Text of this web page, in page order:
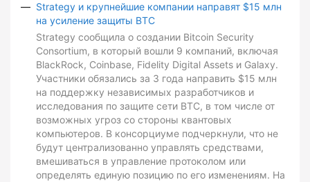
Strategy и крупнейшие компании направят $15 млн
на усиление защиты BTC
Strategy сообщила о создании Bitcoin Security
Consortium, в который вошли 9 компаний, включая
BlackRock, Coinbase, Fidelity Digital Assets и Galaxy.
Участники обязались за 3 года направить $15 млн
на поддержку независимых разработчиков и
исследования по защите сети BTC, в том числе от
возможных угроз со стороны квантовых
компьютеров. В консорциуме подчеркнули, что не
будут централизованно управлять средствами,
вмешиваться в управление протоколом или
определять единую позицию по его изменениям. На